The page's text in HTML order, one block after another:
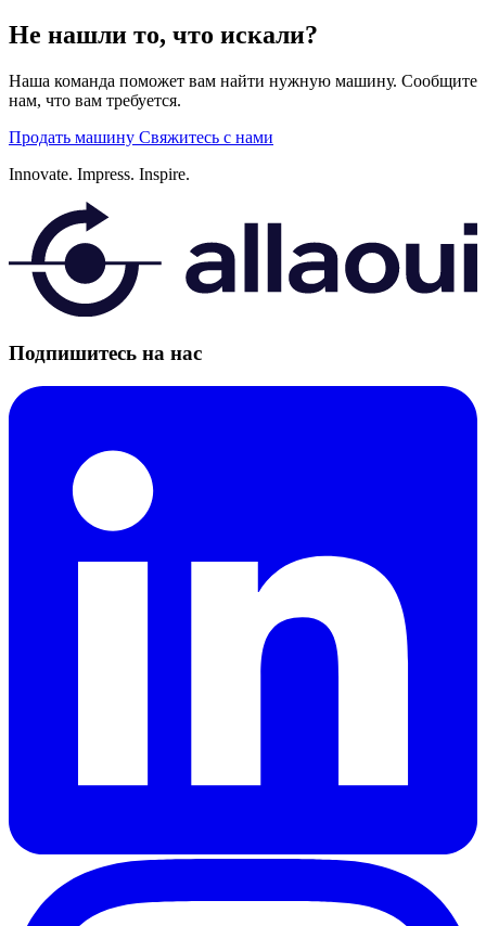
Не нашли то, что искали?
Наша команда поможет вам найти нужную машину. Сообщите
нам, что вам требуется.
Продать машину Свяжитесь с нами
Innovate. Impress. Inspire.
Подпишитесь на нас